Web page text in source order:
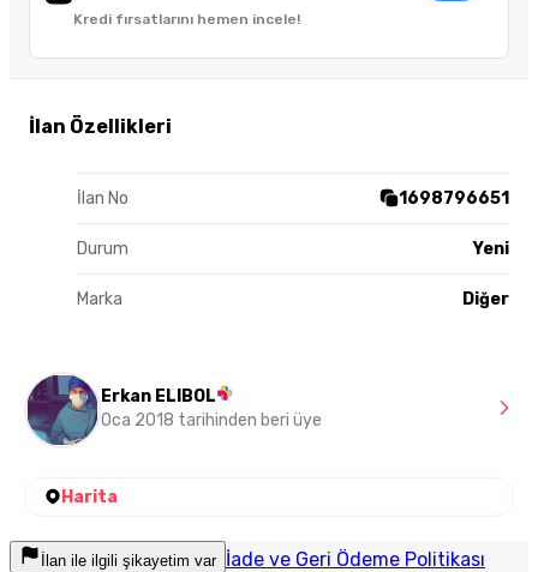
Kredi fırsatlarını hemen incele!
İlan Özellikleri
İlan No 1698796651
Durum Yeni
Marka Diğer
Erkan ELIBOL
Oca 2018 tarihinden beri üye
Harita
İlan ile ilgili şikayetim var İade ve Geri Ödeme Politikası